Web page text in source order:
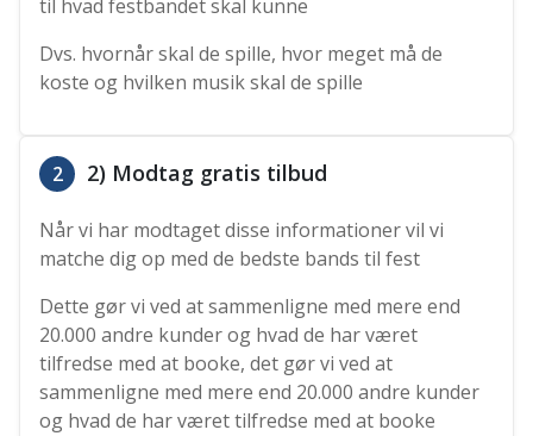
til hvad festbandet skal kunne
Dvs. hvornår skal de spille, hvor meget må de
koste og hvilken musik skal de spille
2 2) Modtag gratis tilbud
Når vi har modtaget disse informationer vil vi
matche dig op med de bedste bands til fest
Dette gør vi ved at sammenligne med mere end
20.000 andre kunder og hvad de har været
tilfredse med at booke, det gør vi ved at
sammenligne med mere end 20.000 andre kunder
og hvad de har været tilfredse med at booke